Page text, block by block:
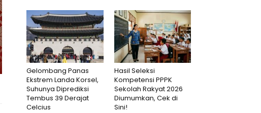
Gelombang Panas
Ekstrem Landa Korsel,
Suhunya Diprediksi
Tembus 39 Derajat
Celcius
Hasil Seleksi
Kompetensi PPPK
Sekolah Rakyat 2026
Diumumkan, Cek di
Sini!